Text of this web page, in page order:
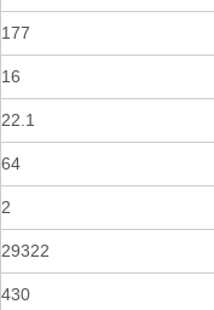
177
16
22.1
64
2
29322
430